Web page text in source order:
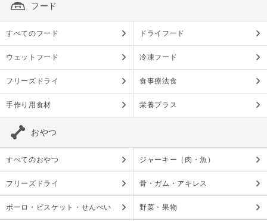
フード
すべてのフード ドライフード
ウェットフード 冷凍フード
フリーズドライ 食事療法食
手作り用食材 栄養プラス
おやつ
すべてのおやつ ジャーキー（肉・魚）
フリーズドライ 骨・ガム・アキレス
ボーロ・ビスケット・せんべい 野菜・果物